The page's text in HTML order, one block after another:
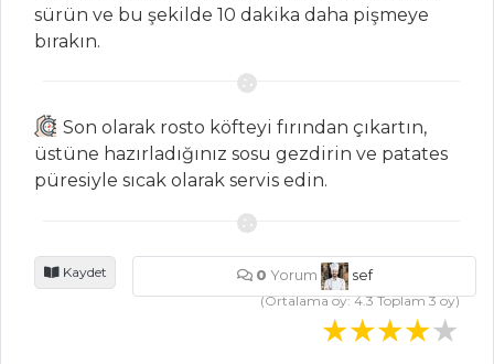
Sade Açma Tarifi
Pudra Şekerli
Kalp Kurabiye
sürün ve bu şekilde 10 dakika daha pişmeye
bırakın.
Son olarak rosto köfteyi fırından çıkartın,
üstüne hazırladığınız sosu gezdirin ve patates
püresiyle sıcak olarak servis edin.
Kaydet 0 Yorum
sef
(Ortalama oy:4.3Toplam3oy)